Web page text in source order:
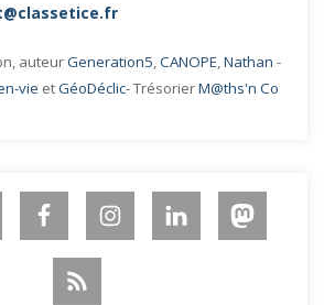
auteurGeneration5,CANOPE,Nathan -
vie etGéoDéclic- TrésorierM@ths'n Co